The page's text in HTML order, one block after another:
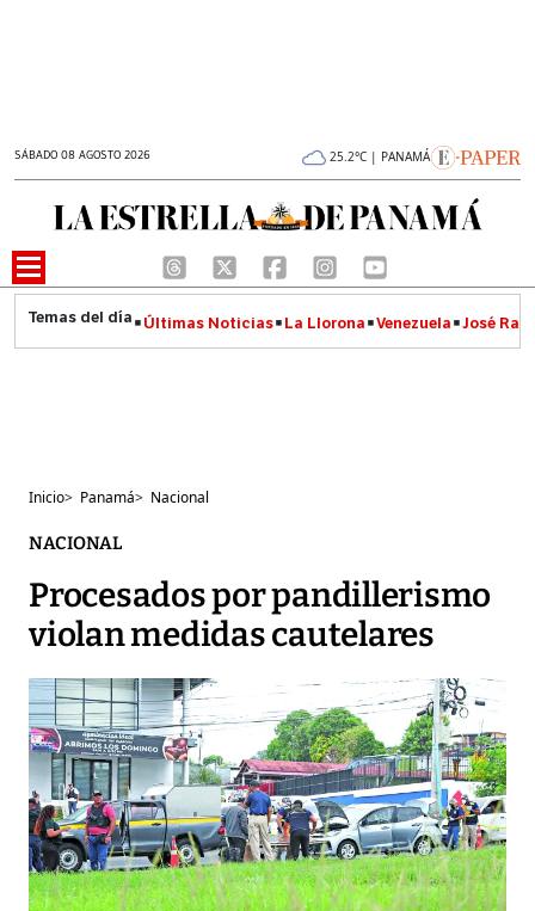
SÁBADO 08 AGOSTO 2026 25.2°C | PANAMÁ
Últimas Noticias La Llorona Venezuela José
Inicio> Panamá> Nacional
NACIONAL
Procesados por pandillerismo
violan medidas cautelares